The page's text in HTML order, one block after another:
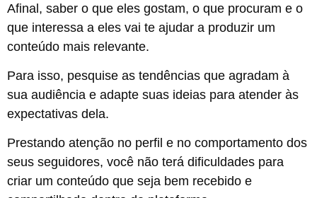
Afinal, saber o que eles gostam, o que procuram e o
que interessa a eles vai te ajudar a produzir um
conteúdo mais relevante.
Para isso, pesquise as tendências que agradam à
sua audiência e adapte suas ideias para atender às
expectativas dela.
Prestando atenção no perfil e no comportamento dos
seus seguidores, você não terá dificuldades para
criar um conteúdo que seja bem recebido e